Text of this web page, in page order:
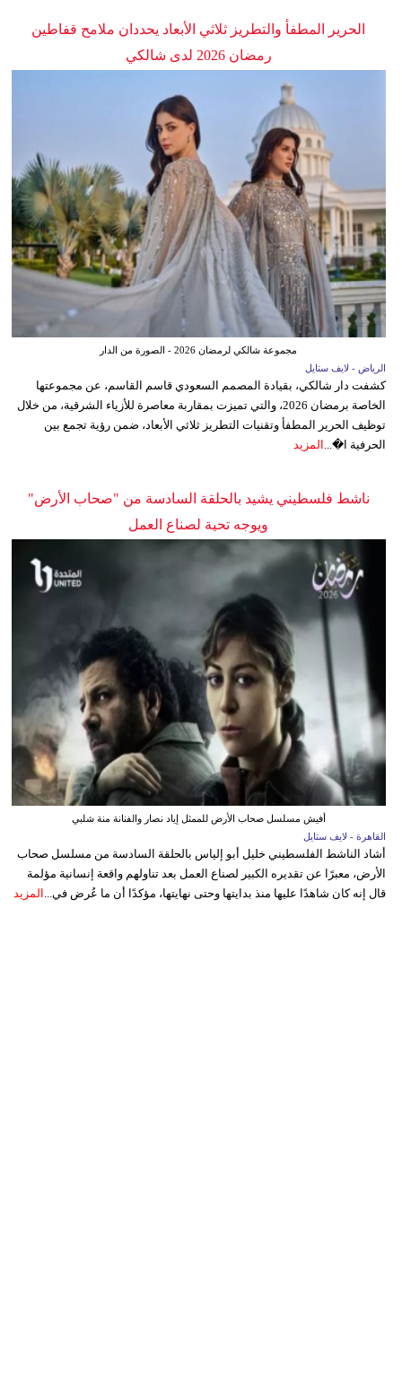
الحرير المطفأ والتطريز ثلاثي الأبعاد يحددان ملامح قفاطين
رمضان 2026 لدى شالكي
مجموعة شالكي لرمضان 2026 - الصورة من الدار
الرياض - لايف ستايل
كشفت دار شالكي، بقيادة المصمم السعودي قاسم القاسم، عن مجموعتها
الخاصة برمضان 2026، والتي تميزت بمقاربة معاصرة للأزياء الشرقية، من خلال
توظيف الحرير المطفأ وتقنيات التطريز ثلاثي الأبعاد، ضمن رؤية تجمع بين
الحرفية ا�... المزيد
ناشط فلسطيني يشيد بالحلقة السادسة من "صحاب الأرض"
ويوجه تحية لصناع العمل
أفيش مسلسل صحاب الأرض للممثل إياد نصار والفنانة منة شلبي
القاهرة - لايف ستايل
أشاد الناشط الفلسطيني خليل أبو إلياس بالحلقة السادسة من مسلسل صحاب
الأرض، معبرًا عن تقديره الكبير لصناع العمل بعد تناولهم واقعة إنسانية مؤلمة
قال إنه كان شاهدًا عليها منذ بدايتها وحتى نهايتها، مؤكدًا أن ما عُرض في... المزيد